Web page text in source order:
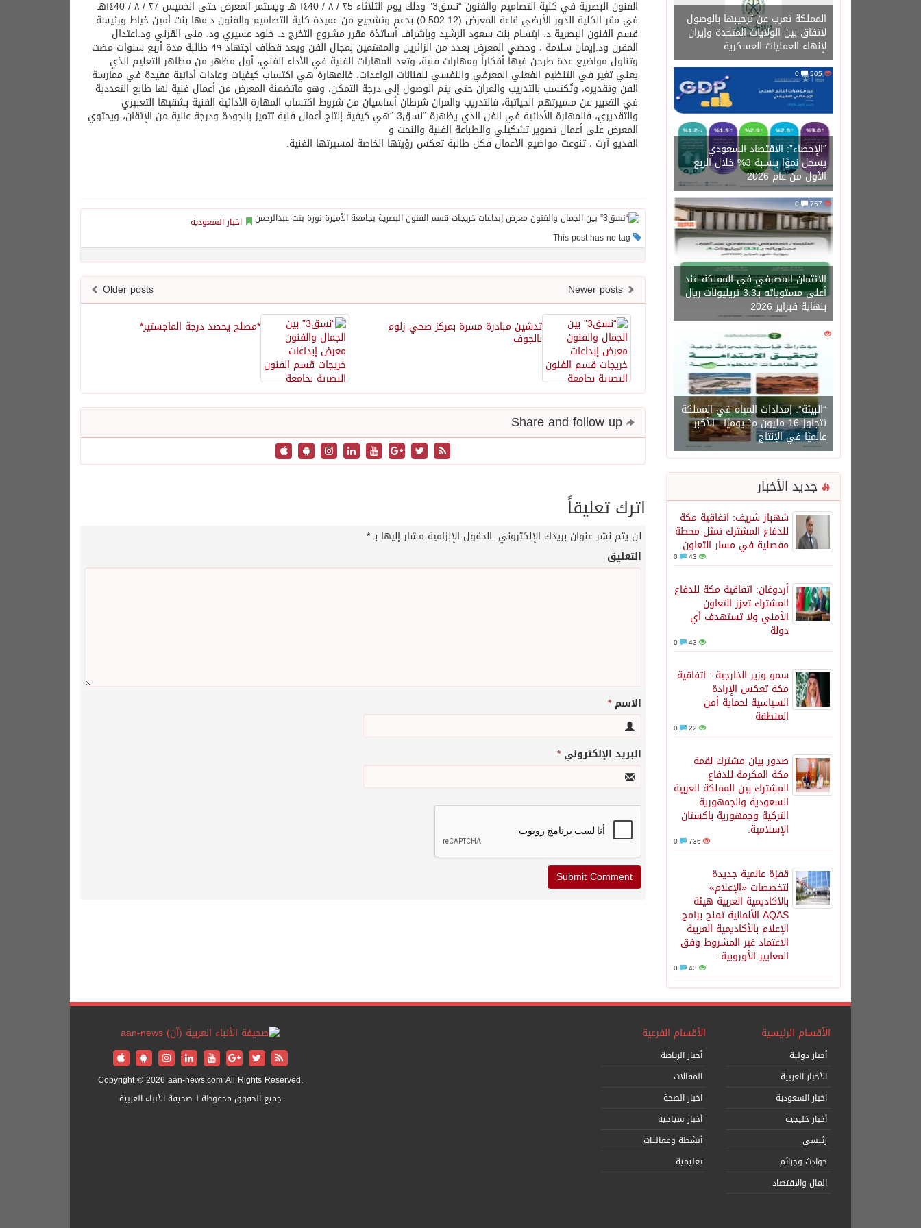
المملكة تعرب عن ترحيبها بالوصول
لاتفاق بين الولايات المتحدة وإيران
لإنهاء العمليات العسكرية
505
“الإحصاء”: الاقتصاد السعودي
يسجل نموًا بنسبة 3% خلال الربع
الأول من عام 2026
757
0
الائتمان المصرفي في المملكة عند
أعلى مستوياته بـ3.3 تريليونات ريال
بنهاية فبراير 2026
1450
“البيئة”: إمدادات المياه في المملكة
تتجاوز 16 مليون م³ يوميًا.. الأكبر
عالميًا في الإنتاج
جديد الأخبار
شهباز شريف: اتفاقية مكة
للدفاع المشترك تمثل محطة
مفصلية في مسار التعاون
43
أردوغان: اتفاقية مكة للدفاع
المشترك تعزز التعاون
الأمني ولا تستهدف أي
دولة
43
سمو وزير الخارجية : اتفاقية
مكة تعكس الإرادة
السياسية لحماية أمن
المنطقة
22
صدور بيان مشترك لقمة
مكة المكرمة للدفاع
المشترك بين المملكة العربية
السعودية والجمهورية
التركية وجمهورية باكستان
الإسلامية.
736
قفزة عالمية جديدة
لتخصصات «الإعلام»
بالأكاديمية العربية هيئة
AQAS الألمانية تمنح برامج
الإعلام بالأكاديمية العربية
الاعتماد غير المشروط وفق
المعايير الأوروبية..
43
الفنون البصرية في كلية التصاميم والفنون “نسق3” وذلك يوم الثلاثاء ٢5 / ٨ / ١٤40 هـ ويستمر المعرض حتى الخميس ٢7 / ٨ / ١٤40هـ
في مقر الكلية الدور الأرضي قاعة المعرض (0.502.12) بدعم وتشجيع من عميدة كلية التصاميم والفنون د.مها بنت أمين خياط ورئيسة
قسم الفنون البصرية د. ابتسام بنت سعود الرشيد وبإشراف أساتذة مقرر مشروع التخرج د. خلود عسيري ود. منى القرني ود.اعتدال
المقرن ود.إيمان سلامة ، وحضي المعرض بعدد من الزائرين والمهتمين بمجال الفن ويعد قطاف اجتهاد 4٩ طالبة مدة أربع سنوات مضت
وتناول مواضيع عدة طرحن فيها أفكاراً ومهارات فنية، وتعد المهارات الفنية في الأداء الفني، أول مظهر من مظاهر التعليم الذي
يعني تغير في التنظيم الفعلي المعرفي والنفسي للفنانات الواعدات، فالمهارة هي اكتساب كيفيات وعادات أدائية مفيدة في ممارسة
الفن وتقديره، وتُكتسب بالتدريب والمران حتى يتم الوصول إلى درجة التمكن، وهو ماتضمنة المعرض من أعمال فنية لها طابع التعددية
في التعبير عن مسيرتهم الحياتية، فالتدريب والمران شرطان أساسيان من شروط اكتساب المهارة الأدائية الفنية بشقيها التعبيري
والتقديري، فالمهارة الأدائية في الفن الذي يظهرة “نسق3 “هي كيفية إنتاج أعمال فنية تتميز بالجودة ودرجة عالية من الإتقان، ويحتوي
المعرض على أعمال تصوير تشكيلي والطباعة الفنية والنحت و
الفديو آرت ، تنوعت مواضيع الأعمال فكل طالبة تعكس رؤيتها الخاصة لمسيرتها الفنية.
اخبار السعودية
Older posts
*مصلح يحصد درجة الماجستير*
تدشين مبادرة مسرة بمركز صحي زلوم
بالجوف
اترك تعليقاً
لن يتم نشر عنوان بريدك الإلكتروني. الحقول الإلزامية مشار إليها بـ*
التعليق
الاسم*
البريد الإلكتروني*
الأقسام الرئيسية
أخبار دولية
الأخبار العربية
اخبار السعودية
أخبار خليجية
رئيسي
حوادث وجرائم
المال والاقتصاد
الأقسام الفرعية
أخبار الرياضة
المقالات
اخبار الصحة
أخبار سياحية
أنشطة وفعاليات
تعليمية
Copyright © 2026 aan-news.com All Rights Reserved.
جميع الحقوق محفوظة لـ صحيفة الأنباء العربية